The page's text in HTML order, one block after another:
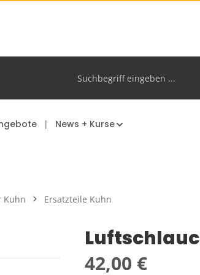
News + Kurse
Kuhn Ersatzteile Kuhn
Regulärer Preis:
42,00 €